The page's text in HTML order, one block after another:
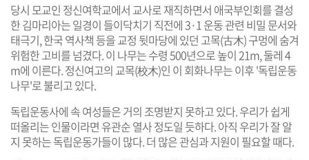
당시 모교인 정신여학교에서 교사로 재직하면서 애국부인회를 결성
한 김마리아는 일경이 들이닥치기 직전에 3·1 운동 관련 비밀 문서와
태극기, 한국 역사책 등을 교정 뒷마당에 있던 고목(古木) 구멍에 숨겨
위험한 고비를 넘겼다. 이 나무는 수령 500년으로 높이 21m, 둘레 4
m에 이른다. 정신여고의 교목(校木)인 이 회화나무는 이후 '독립운동
나무'로 불리고 있다.
독립운동사에 속 여성들은 거의 조명받지 못하고 있다. 우리가 쉽게
떠올리는 인물이라면 유관순 열사 정도일 듯하다. 아직 우리가 잘 알
지 못하는 독립운동가들이 많다. 더 많은 관심과 지원이 필요할 때다.